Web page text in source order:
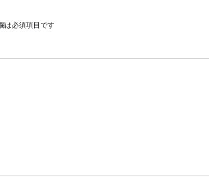
は必須項目です